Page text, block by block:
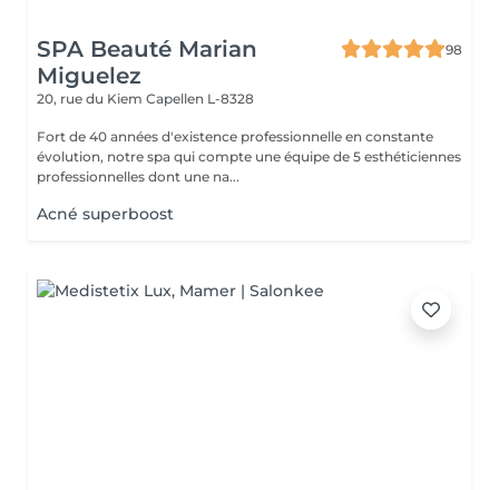
SPA Beauté Marian
Miguelez
98
20, rue du Kiem Capellen L-8328
Fort de 40 années d'existence professionnelle en constante
évolution, notre spa qui compte une équipe de 5 esthéticiennes
professionnelles dont une na...
Acné superboost